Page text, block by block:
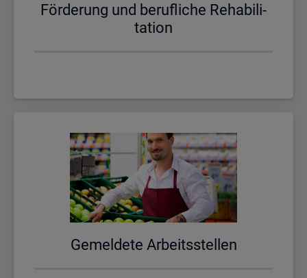
För­de­rung und be­ruf­li­che Re­ha­bi­li­
ta­ti­on
Ge­mel­de­te Ar­beits­stel­len